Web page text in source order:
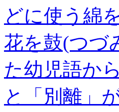
どに使う綿
花を鼓(つづ
た幼児語か
と「別離」